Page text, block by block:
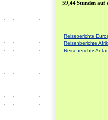
59,44 Stunden auf
Reiseberichte
Reisenberichte
Reiseberichte